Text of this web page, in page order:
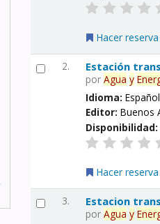
Hacer reserva
2. Estación
porAgua y
Idioma:Español
Editor:Buenos
Disponibilidad:
Hacer reserva
3. Estacion
porAgua y